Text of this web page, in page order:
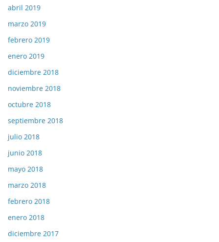
abril 2019
marzo 2019
febrero 2019
enero 2019
diciembre 2018
noviembre 2018
octubre 2018
septiembre 2018
julio 2018
junio 2018
mayo 2018
marzo 2018
febrero 2018
enero 2018
diciembre 2017